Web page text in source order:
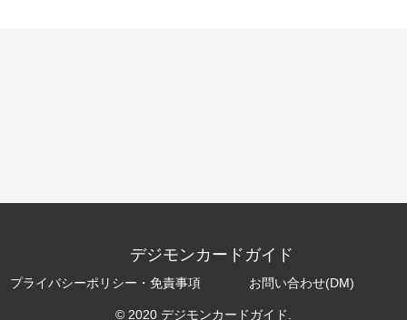
デジモンカードガイド
プライバシーポリシー・免責事項 お問い合わせ(DM)
© 2020 デジモンカードガイド.